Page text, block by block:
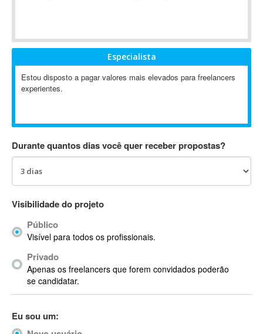
Ableton Push
Abstract Window Toolkit (AWT)
Absynth
ACARS
AccountMate
ACDSee
ACID Pro
ACPI
Acrobat
Acrobat X
Acronis
Actian
Actimize
ActionScript
Active Directory
Especialista
Estou disposto a pagar valores mais elevados para freelancers
experientes.
Durante quantos dias você quer receber propostas?
Visibilidade do projeto
Público
Visível para todos os profissionais.
Privado
Apenas os freelancers que forem convidados poderão
se candidatar.
Eu sou um: